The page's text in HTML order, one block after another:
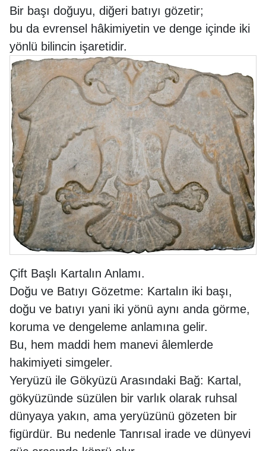
Bir başı doğuyu, diğeri batıyı gözetir;
bu da evrensel hâkimiyetin ve denge içinde iki
yönlü bilincin işaretidir.
Çift Başlı Kartalın Anlamı.
Doğu ve Batıyı Gözetme: Kartalın iki başı,
doğu ve batıyı yani iki yönü aynı anda görme,
koruma ve dengeleme anlamına gelir.
Bu, hem maddi hem manevi âlemlerde
hakimiyeti simgeler.
Yeryüzü ile Gökyüzü Arasındaki Bağ: Kartal,
gökyüzünde süzülen bir varlık olarak ruhsal
dünyaya yakın, ama yeryüzünü gözeten bir
figürdür. Bu nedenle Tanrısal irade ve dünyevi